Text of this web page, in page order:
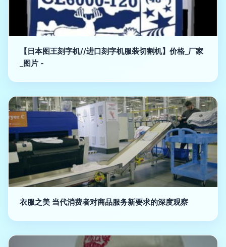
【日本图王刻字机//进口刻字机服装切割机】价格_厂家
_图片 -
衣服之美 当代消费者对商品服务新要求的深度观察